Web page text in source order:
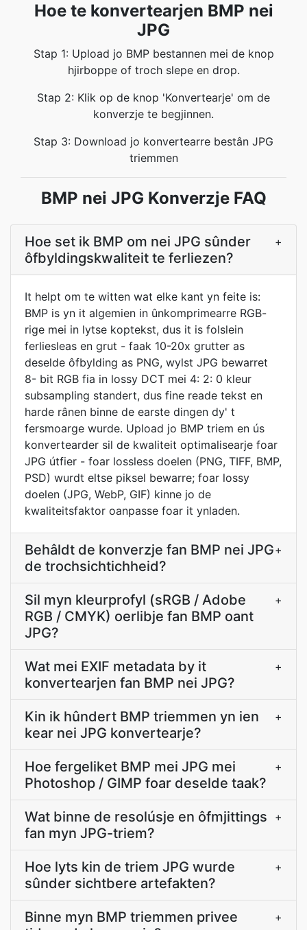
Hoe te konvertearjen BMP nei
JPG
Stap 1: Upload jo BMP bestannen mei de knop
hjirboppe of troch slepe en drop.
Stap 2: Klik op de knop 'Konvertearje' om de
konverzje te begjinnen.
Stap 3: Download jo konvertearre bestân JPG
triemmen
BMP nei JPG Konverzje FAQ
Hoe set ik BMP om nei JPG sûnder
ôfbyldingskwaliteit te ferliezen?
+
It helpt om te witten wat elke kant yn feite is:
BMP is yn it algemien in ûnkomprimearre RGB-
rige mei in lytse koptekst, dus it is folslein
ferliesleas en grut - faak 10-20x grutter as
deselde ôfbylding as PNG, wylst JPG bewarret
8- bit RGB fia in lossy DCT mei 4: 2: 0 kleur
subsampling standert, dus fine reade tekst en
harde rânen binne de earste dingen dy' t
fersmoarge wurde. Upload jo BMP triem en ús
konvertearder sil de kwaliteit optimalisearje foar
JPG útfier - foar lossless doelen (PNG, TIFF, BMP,
PSD) wurdt eltse piksel bewarre; foar lossy
doelen (JPG, WebP, GIF) kinne jo de
kwaliteitsfaktor oanpasse foar it ynladen.
Behâldt de konverzje fan BMP nei JPG
de trochsichtichheid?
+
Sil myn kleurprofyl (sRGB / Adobe
RGB / CMYK) oerlibje fan BMP oant
JPG?
+
Wat mei EXIF metadata by it
konvertearjen fan BMP nei JPG?
+
Kin ik hûndert BMP triemmen yn ien
kear nei JPG konvertearje?
+
Hoe fergeliket BMP mei JPG mei
Photoshop / GIMP foar deselde taak?
+
Wat binne de resolúsje en ôfmjittings
fan myn JPG-triem?
+
Hoe lyts kin de triem JPG wurde
sûnder sichtbere artefakten?
+
Binne myn BMP triemmen privee
+